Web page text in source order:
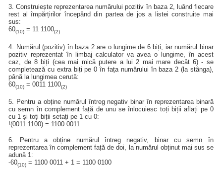
3. Construiește reprezentarea numărului pozitiv în baza 2, luând fiecare
rest al împărțirilor începând din partea de jos a listei construite mai
sus:
60(10) = 11 1100(2)
4. Numărul (pozitiv) în baza 2 are o lungime de 6 biți, iar numărul binar
pozitiv reprezentat în limbaj calculator va avea o lungime, în acest
caz, de 8 biți (cea mai mică putere a lui 2 mai mare decât 6) - se
completează cu extra biți pe 0 în fața numărului în baza 2 (la stânga),
până la lungimea cerută:
60(10) = 0011 1100(2)
5. Pentru a obține numărul întreg negativ binar în reprezentarea binară
cu semn în complement față de unu se înlocuiesc toți biții aflați pe 0
cu 1 și toți biții setați pe 1 cu 0:
!(0011 1100) = 1100 0011
6. Pentru a obține numărul întreg negativ, binar cu semn în
reprezentarea în complement față de doi, la numărul obținut mai sus se
adună 1:
-60(10) = 1100 0011 + 1 = 1100 0100